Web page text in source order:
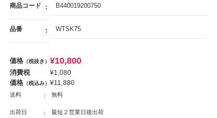
商品コード B440019200750
品番 WTSK75
価格 （税抜き） ¥10,800
消費税 ¥1,080
価格 （税込み） ¥11,880
送料 無料
出荷日 最短２営業日後出荷